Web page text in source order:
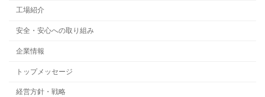
工場紹介
安全・安心への取り組み
企業情報
トップメッセージ
経営方針・戦略